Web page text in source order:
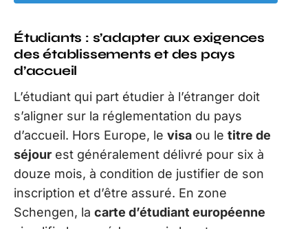
Étudiants : s’adapter aux exigences
des établissements et des pays
d’accueil
L’étudiant qui part étudier à l’étranger doit
s’aligner sur la réglementation du pays
d’accueil. Hors Europe, le visa ou le titre de
séjour est généralement délivré pour six à
douze mois, à condition de justifier de son
inscription et d’être assuré. En zone
Schengen, la carte d’étudiant européenne